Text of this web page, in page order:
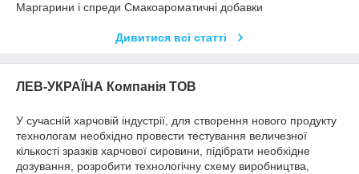
Маргарини і спреди Смакоароматичні добавки
Дивитися всі статті
ЛЕВ-УКРАЇНА Компанія ТОВ
У сучасній харчовій індустрії, для створення нового продукту
технологам необхідно провести тестування величезної
кількості зразків харчової сировини, підібрати необхідне
дозування, розробити технологічну схему виробництва,